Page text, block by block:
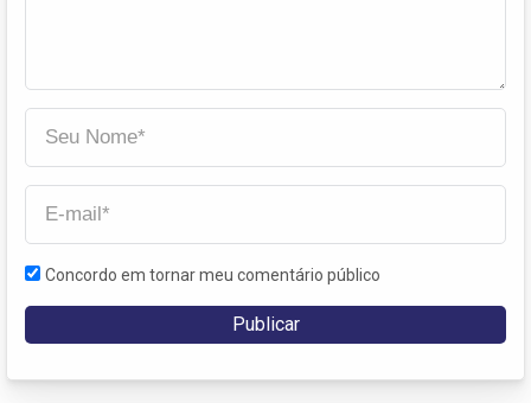
Concordo em tornar meu comentário público